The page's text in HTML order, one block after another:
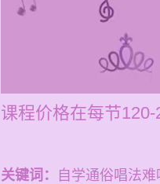
课程价格在每节
关键词：
自学通俗唱法难